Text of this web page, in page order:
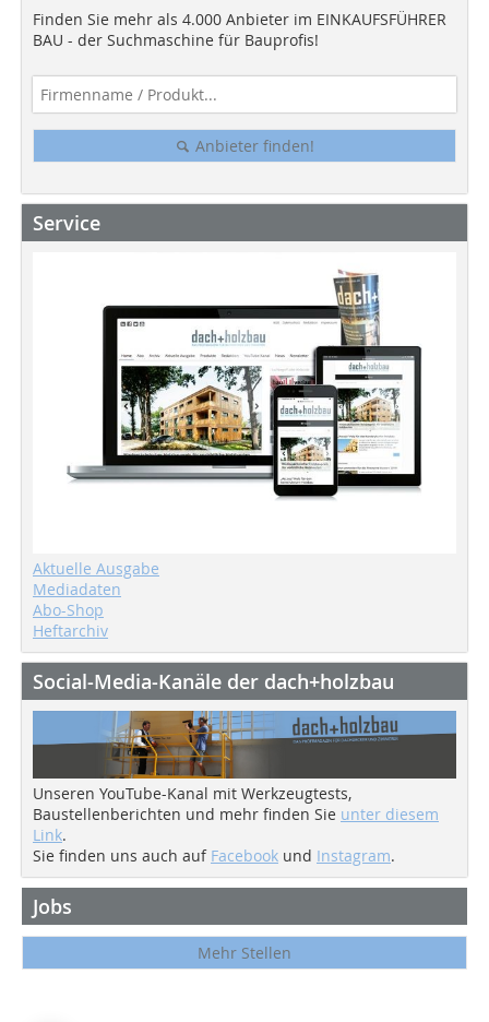
Finden Sie mehr als 4.000 Anbieter im EINKAUFSFÜHRER
BAU - der Suchmaschine für Bauprofis!
Anbieter finden!
Service
Aktuelle Ausgabe
Mediadaten
Abo-Shop
Heftarchiv
Social-Media-Kanäle der dach+holzbau
Unseren YouTube-Kanal mit Werkzeugtests,
Baustellenberichten und mehr finden Sie unter diesem
Link.
Sie finden uns auch auf Facebook und Instagram.
Jobs
Mehr Stellen